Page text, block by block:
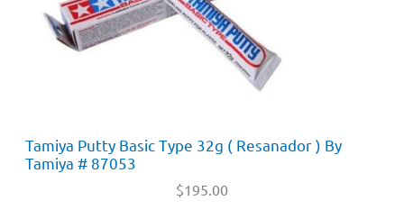
Tamiya Putty Basic Type 32g ( Resanador ) By
Tamiya # 87053
$195.00